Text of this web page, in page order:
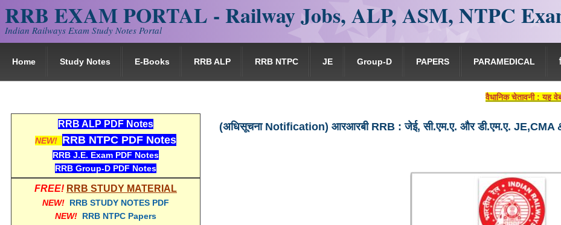
RRB EXAM PORTAL - Railway Jobs, ALP, ASM, NTPC
Indian Railways Exam Study Notes Portal
Home Study Notes E-Books RRB ALP RRB NTPC JE Group-D PAPERS PARAMEDICAL
वैधानिक चेतावनी : यह वेबसाइट
(अधिसूचना Notification) आरआरबी RRB : जेई, सी.एम.ए. और डी.एम.ए. JE,CMA
RRB ALP PDF Notes
NEW! RRB NTPC PDF Notes
RRB J.E. Exam PDF Notes
RRB Group-D PDF Notes
FREE! RRB STUDY MATERIAL
NEW! RRB STUDY NOTES PDF
NEW! RRB NTPC Papers